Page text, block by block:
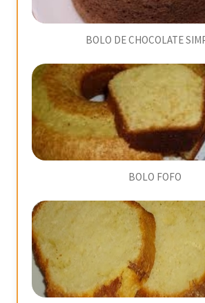
BOLO DE CHOCOLATE
BOLO FOFO